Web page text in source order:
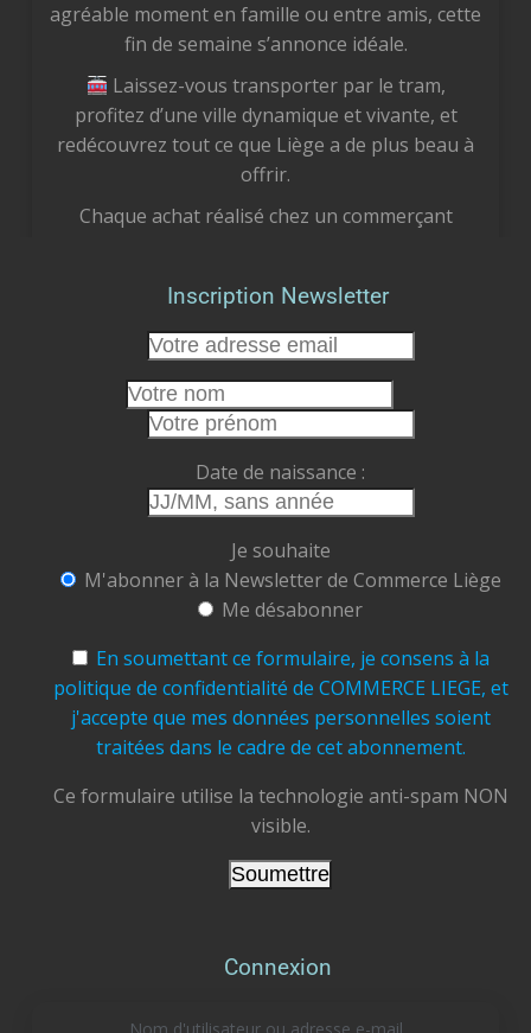
agréable moment en famille ou entre amis, cette
fin de semaine s’annonce idéale.
Laissez-vous transporter par le tram,
profitez d’une ville dynamique et vivante, et
redécouvrez tout ce que Liège a de plus beau à
offrir.
Chaque achat réalisé chez un commerçant
des hommes passionnés, vous préservez des
emplois et vous participez à faire vivre le cœur
de notre cité.
Cet été, faisons le choix de la proximité.
Faisons vivre nos commerces.
Faisons rayonner Liège.
Commerce Liège ASBL
Ensemble, soutenons, valorisons et faisons
grandir notre ville.
#CommerceLiège #AchetezLocal #Liège
#CommerçantsLiégeois#CentreVille
#TramDeLiège #Terrasses#ÉtéÀLiège
#ConsommerLocal #FaitesVivreLiège
Photo
View on Facebook
Commerce Liège updated their cover
On profite encore à 100% du soleil et de la
doucement le bout de son nez !
Inscription Newsletter
Date de naissance :
Je souhaite
M'abonner à la Newsletter de Commerce Liège
Me désabonner
En soumettant ce formulaire, je consens à la
politique de confidentialité de COMMERCE LIEGE, et
j'accepte que mes données personnelles soient
traitées dans le cadre de cet abonnement.
Ce formulaire utilise la technologie anti-spam NON
visible.
Connexion